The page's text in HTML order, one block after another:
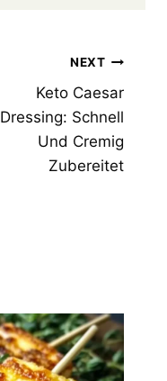
NEXT
Keto Caesar
Dressing: Schnell
Und Cremig
Zubereitet